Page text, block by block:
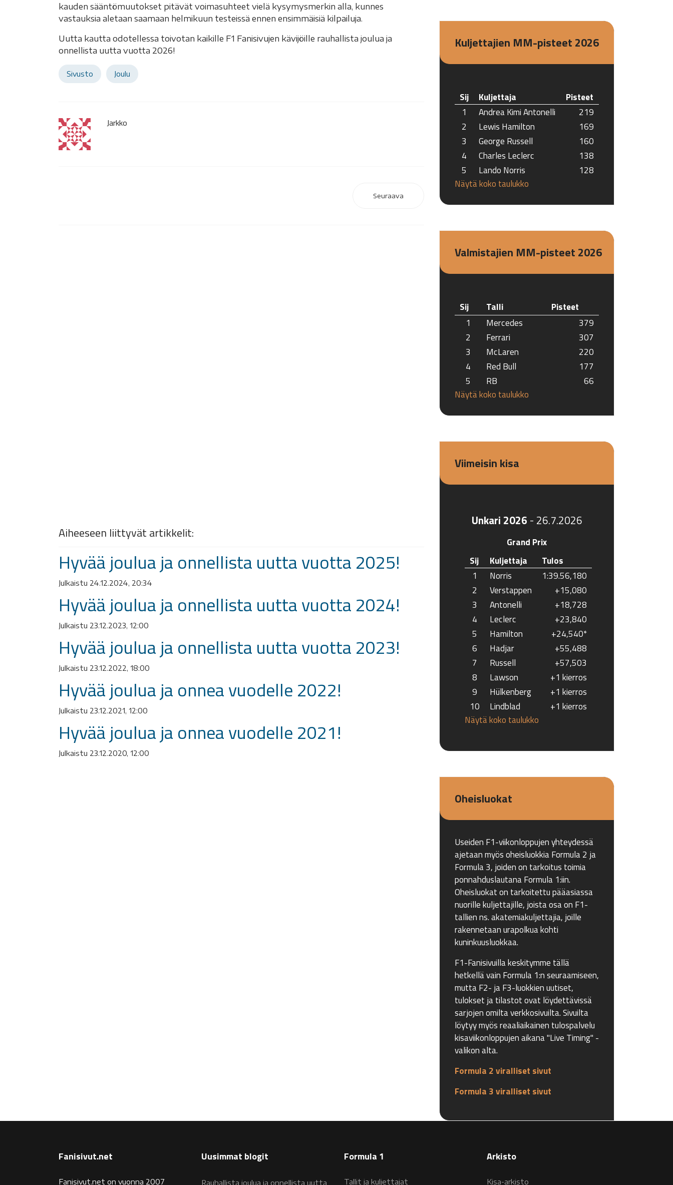
kauden sääntömuutokset pitävät voimasuhteet vielä kysymysmerkin alla, kunnes
vastauksia aletaan saamaan helmikuun testeissä ennen ensimmäisiä kilpailuja.
Uutta kautta odotellessa toivotan kaikille F1 Fanisivujen kävijöille rauhallista joulua ja
onnellista uutta vuotta 2026!
Sivusto Joulu
Jarkko
Seuraava
Aiheeseen liittyvät artikkelit:
Hyvää joulua ja onnellista uutta vuotta 2025!
Julkaistu 24.12.2024, 20:34
Hyvää joulua ja onnellista uutta vuotta 2024!
Julkaistu 23.12.2023, 12:00
Hyvää joulua ja onnellista uutta vuotta 2023!
Julkaistu 23.12.2022, 18:00
Hyvää joulua ja onnea vuodelle 2022!
Julkaistu 23.12.2021, 12:00
Hyvää joulua ja onnea vuodelle 2021!
Julkaistu 23.12.2020, 12:00
Kuljettajien MM-pisteet 2026
Sij Kuljettaja
Pisteet
1
Andrea Kimi Antonelli
219
2
Lewis Hamilton
169
3
George Russell
160
4
Charles Leclerc
138
5
Lando Norris
128
Näytä koko taulukko
Valmistajien MM-pisteet 2026
Sij Talli
Pisteet
1
Mercedes
379
2
Ferrari
307
3
McLaren
220
4
Red Bull
177
5
RB
66
Näytä koko taulukko
Viimeisin kisa
Unkari 2026 - 26.7.2026
Grand Prix
Sij
Kuljettaja
Tulos
1
Norris
1:39.56,180
2
Verstappen
+15,080
3
Antonelli
+18,728
4
Leclerc
+23,840
5
Hamilton
+24,540*
6
Hadjar
+55,488
7
Russell
+57,503
8
Lawson
+1 kierros
9
Hülkenberg
+1 kierros
10
Lindblad
+1 kierros
Näytä koko taulukko
Oheisluokat
Useiden F1-viikonloppujen yhteydessä
ajetaan myös oheisluokkia Formula 2 ja
Formula 3, joiden on tarkoitus toimia
ponnahduslautana Formula 1:iin.
Oheisluokat on tarkoitettu pääasiassa
nuorille kuljettajille, joista osa on F1-
tallien ns. akatemiakuljettajia, joille
rakennetaan urapolkua kohti
kuninkuusluokkaa.
F1-Fanisivuilla keskitymme tällä
hetkellä vain Formula 1:n seuraamiseen,
mutta F2- ja F3-luokkien uutiset,
tulokset ja tilastot ovat löydettävissä
sarjojen omilta verkkosivuilta. Sivuilta
löytyy myös reaaliaikainen tulospalvelu
kisaviikonloppujen aikana "Live Timing" -
valikon alta.
Formula 2 viralliset sivut
Formula 3 viralliset sivut
Fanisivut.net
Fanisivut.net on vuonna 2007
Uusimmat blogit
Rauhallista joulua ja onnellista uutta
Formula 1
Tallit ja kuljettajat
Arkisto
Kisa-arkisto